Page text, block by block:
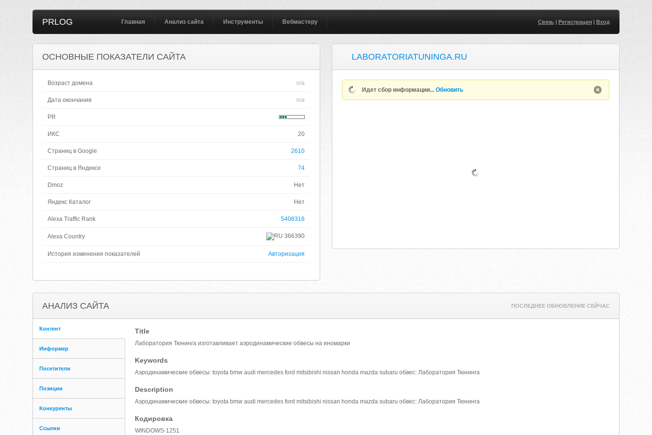
PRLOG Главная Анализ сайта Инструменты Вебмастеру Связь| Регистрация| Вход
ОСНОВНЫЕ ПОКАЗАТЕЛИ САЙТА
Возраст домена n/a
Дата окончания n/a
PR
ИКС 20
Страниц в Google 2610
Страниц в Яндексе 74
Dmoz Нет
Яндекс Каталог Нет
Alexa Traffic Rank 5408316
Alexa Country 366390
История изменения показателей Авторизация
LABORATORIATUNINGA.RU
Идет сбор информации...Обновить
АНАЛИЗ САЙТА ПОСЛЕДНЕЕ ОБНОВЛЕНИЕ СЕЙЧАС
Контент
Информер
Посетители
Позиции
Конкуренты
Ссылки
Title
Лаборатория Тюнинга изготавливает аэродинамические обвесы на иномарки
Keywords
Аэродинамические обвесы: toyota bmw audi mercedes ford mitsibishi nissan honda mazda subaru обвес: Лаборатория Тюнинга
Description
Аэродинамические обвесы: toyota bmw audi mercedes ford mitsibishi nissan honda mazda subaru обвес: Лаборатория Тюнинга
Кодировка
WINDOWS-1251